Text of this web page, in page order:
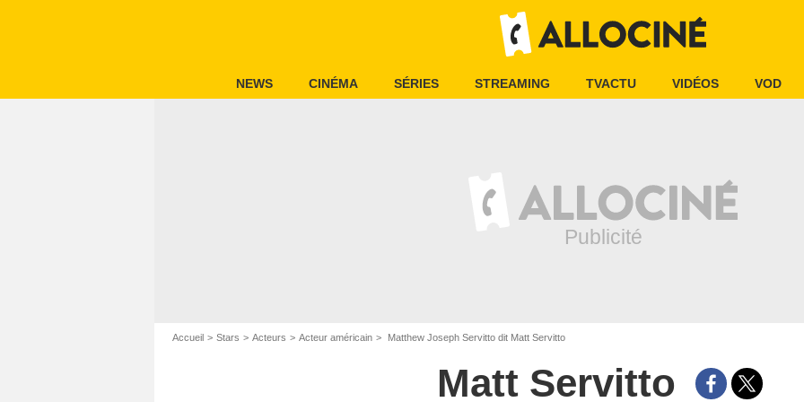
NEWS CINÉMA SÉRIES STREAMING TVACTU VIDÉOS VOD
Accueil Stars Acteurs Acteur américain Matthew Joseph Servitto dit Matt Servitto
Matt Servitto